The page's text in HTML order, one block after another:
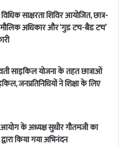
साक्षरता शिविर आयोजित, छात्र-
अधिकार और ‘गुड टच-बैड टच’
साइकिल योजना के तहत छात्राओं
जनप्रतिनिधियों ने शिक्षा के लिए
आयोग के अध्यक्ष सुधीर गौतमजी का
किया गया अभिनंदन